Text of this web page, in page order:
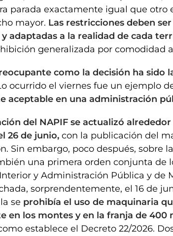
parada exactamente igual que otro
mayor. Las restricciones deben
adaptadas a la realidad de cada
generalizada por comodidad
como la decisión ha sido
ocurrido el viernes fue un ejemplo
aceptable en una administración
del NAPIF se actualizó alrededor
26 de junio, con la publicación del
Sin embargo, poco después, sobre
una primera orden conjunta de
y Administración Pública y de
sorprendentemente, el 16 de
se prohibía el uso de maquinaria
en los montes y en la franja de 400
establece el Decreto 22/2026.